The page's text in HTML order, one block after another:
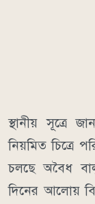
স্থানীয় সূত্রে
নিয়মিত চিত্রে
চলছে অবৈধ
দিনের আলোয়